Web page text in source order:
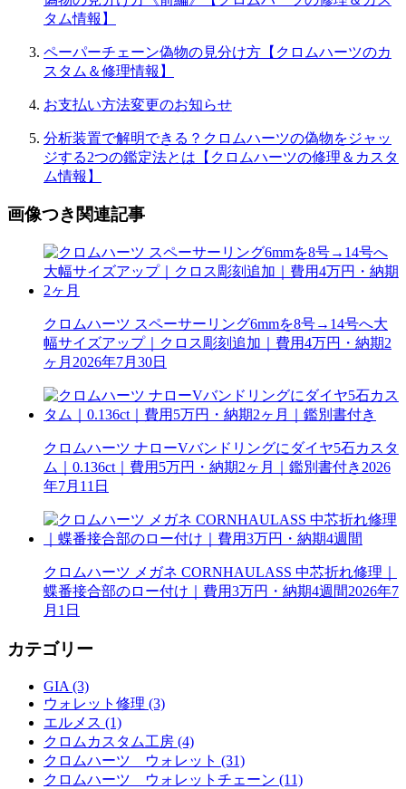
タム情報】
ペーパーチェーン偽物の見分け方【クロムハーツのカ
スタム＆修理情報】
お支払い方法変更のお知らせ
分析装置で解明できる？クロムハーツの偽物をジャッ
ジする2つの鑑定法とは【クロムハーツの修理＆カスタ
ム情報】
画像つき関連記事
クロムハーツ スペーサーリング6mmを8号→14号へ大
幅サイズアップ｜クロス彫刻追加｜費用4万円・納期2
ヶ月 2026年7月30日
クロムハーツ ナローVバンドリングにダイヤ5石カスタ
ム｜0.136ct｜費用5万円・納期2ヶ月｜鑑別書付き 2026
年7月11日
クロムハーツ メガネ CORNHAULASS 中芯折れ修理｜
蝶番接合部のロー付け｜費用3万円・納期4週間2026年7
月1日
カテゴリー
GIA (3)
ウォレット修理 (3)
エルメス (1)
クロムカスタム工房 (4)
クロムハーツ ウォレット (31)
クロムハーツ ウォレットチェーン (11)